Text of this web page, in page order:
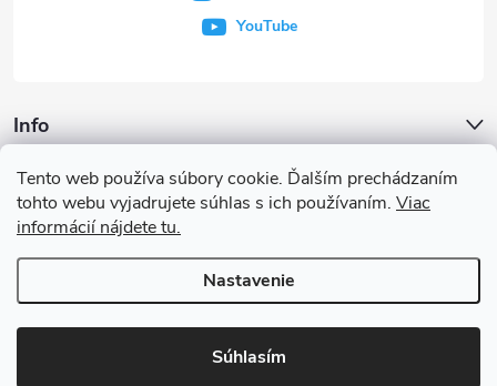
Tento web používa súbory cookie. Ďalším prechádzaním
tohto webu vyjadrujete súhlas s ich používaním. Viac
informácií nájdete tu.
Nastavenie
Súhlasím
Info
Iné služby
YouTube
Copyright 2026MOLCHEM®. Všetky práva vyhradené.